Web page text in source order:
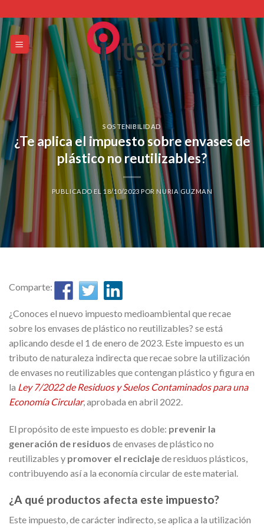
to
content
SOSTENIBILIDAD
¿Te aplica el impuesto sobre envases de
plástico no reutilizables?
PUBLICADO EL 18/10/2023 POR NURIA GUZMAN
Comparte:
¿Conoces el nuevo impuesto medioambiental que recae
sobre los envases de plástico no reutilizables? se está
aplicando desde el 1 de enero de 2023. Este impuesto es un
tributo de naturaleza indirecta que recae sobre la utilización
de envases no reutilizables que contengan plástico y figura en
la Ley 7/2022 de Residuos y Suelos Contaminados para una
Economía Circular, aprobada en abril 2022.
El propósito de este impuesto es doble: prevenir la
generación de residuos de envases de plástico no
reutilizables y promover el reciclajede residuos plásticos,
contribuyendo así a la economía circular de este material.
¿A qué productos afecta este impuesto?
Este impuesto, de carácter indirecto, se aplica a la utilización